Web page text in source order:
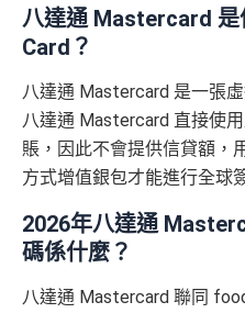
八達通 Mastercard 是
Card？
八達通 Mastercard 是一張
八達通 Mastercard 直接使
賬，因此不會提供信貸額，
方式增值銀包才能進行全球
2026年八達通
碼係什麼？
八達通 Mastercard 聯同